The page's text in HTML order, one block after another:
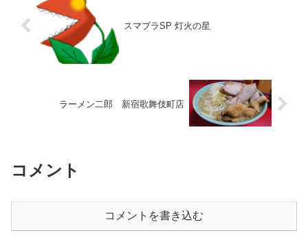
スマブラSP 灯火の星
ラーメン二郎 新宿歌舞伎町店
コメント
コメントを書き込む